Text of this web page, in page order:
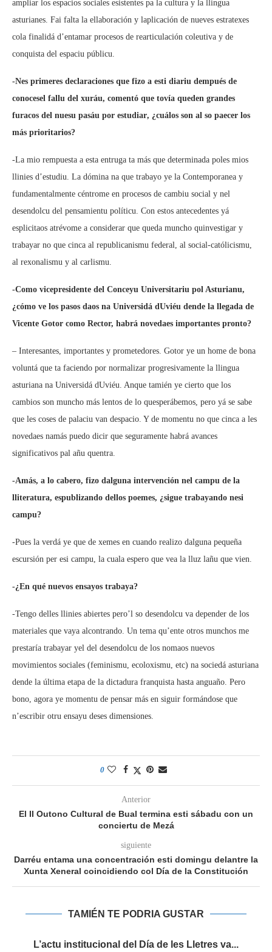
ampliar los espacios sociales esistentes pa la cultura y la llingua
asturianes. Fai falta la ellaboración y laplicación de nueves estratexes
cola finalidá d’entamar procesos de rearticulación coleutiva y de
conquista del espaciu públicu.
-Nes primeres declaraciones que fizo a esti diariu dempués de
conocesel fallu del xuráu, comentó que tovía queden grandes
furacos del nuesu pasáu por estudiar, ¿cuálos son al so paecer los
más prioritarios?
-La mio rempuesta a esta entruga ta más que determinada poles mios
llinies d’estudiu. La dómina na que trabayo ye la Contemporanea y
fundamentalmente céntrome en procesos de cambiu social y nel
desendolcu del pensamientu políticu. Con estos antecedentes yá
esplicitaos atrévome a considerar que queda muncho quinvestigar y
trabayar no que cinca al republicanismu federal, al social-católicismu,
al rexonalismu y al carlismu.
-Como vicepresidente del Conceyu Universitariu pol Asturianu,
¿cómo ve los pasos daos na Universidá dUviéu dende la llegada de
Vicente Gotor como Rector, habrá novedaes importantes pronto?
– Interesantes, importantes y prometedores. Gotor ye un home de bona
voluntá que ta faciendo por normalizar progresivamente la llingua
asturiana na Universidá dUviéu. Anque tamién ye cierto que los
cambios son muncho más lentos de lo quesperábemos, pero yá se sabe
que les coses de palaciu van despacio. Y de momentu no que cinca a les
novedaes namás puedo dicir que seguramente habrá avances
significativos pal añu quentra.
-Amás, a lo cabero, fizo dalguna intervención nel campu de la
lliteratura, espublizando dellos poemes, ¿sigue trabayando nesi
campu?
-Pues la verdá ye que de xemes en cuando realizo dalguna pequeña
escursión per esi campu, la cuala espero que vea la lluz lañu que vien.
-¿En qué nuevos ensayos trabaya?
-Tengo delles llinies abiertes pero’l so desendolcu va depender de los
materiales que vaya alcontrando. Un tema qu’ente otros munchos me
prestaría trabayar yel del desendolcu de los nomaos nuevos
movimientos sociales (feminismu, ecoloxismu, etc) na sociedá asturiana
dende la última etapa de la dictadura franquista hasta anguaño. Pero
bono, agora ye momentu de pensar más en siguir formándose que
n’escribir otru ensayu deses dimensiones.
0
Anterior
El II Outono Cultural de Bual termina esti sábadu con un
conciertu de Mezá
siguiente
Darréu entama una concentración esti domingu delantre la
Xunta Xeneral coincidiendo col Día de la Constitución
TAMIÉN TE PODRIA GUSTAR
L’actu institucional del Día de les Lletres va...